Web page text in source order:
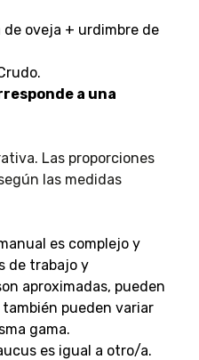
de oveja + urdimbre de
a una
Las proporciones
las medidas
es complejo y
de trabajo y
aproximadas, pueden
pueden variar
gama.
es igual a otro/a.